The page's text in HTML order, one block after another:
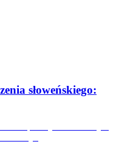
słoweńskiego: